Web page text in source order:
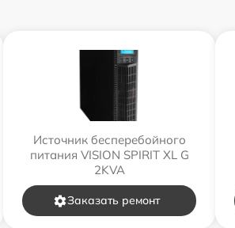
Источник бесперебойного
питания VISION SPIRIT XL G
2KVA
Заказать ремонт